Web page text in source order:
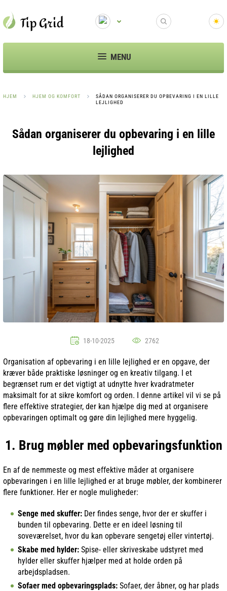
MENU
HJEM HJEM OG KOMFORT
SÅDAN ORGANISERER DU OPBEVARING I EN LILLE
LEJLIGHED
Sådan organiserer du opbevaring i en lille
lejlighed
18-10-2025 2762
Organisation af opbevaring i en lille lejlighed er en opgave, der
kræver både praktiske løsninger og en kreativ tilgang. I et
begrænset rum er det vigtigt at udnytte hver kvadratmeter
maksimalt for at sikre komfort og orden. I denne artikel vil vi se på
flere effektive strategier, der kan hjælpe dig med at organisere
opbevaringen optimalt og gøre din lejlighed mere hyggelig.
1. Brug møbler med opbevaringsfunktion
En af de nemmeste og mest effektive måder at organisere
opbevaringen i en lille lejlighed er at bruge møbler, der kombinerer
flere funktioner. Her er nogle muligheder:
Senge med skuffer: Der findes senge, hvor der er skuffer i
bunden til opbevaring. Dette er en ideel løsning til
soveværelset, hvor du kan opbevare sengetøj eller vintertøj.
Skabe med hylder: Spise- eller skriveskabe udstyret med
hylder eller skuffer hjælper med at holde orden på
arbejdspladsen.
Sofaer med opbevaringsplads: Sofaer, der åbner, og har plads